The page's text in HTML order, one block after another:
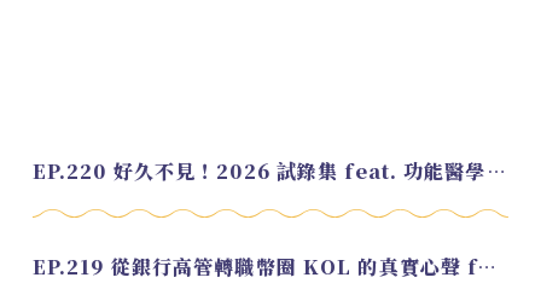
EP.220 好久不見！2026 試錄集 feat. 功能醫學營養師 美寶
EP.219 從銀行高管轉職幣圈 KOL 的真實心聲 feat.龜大